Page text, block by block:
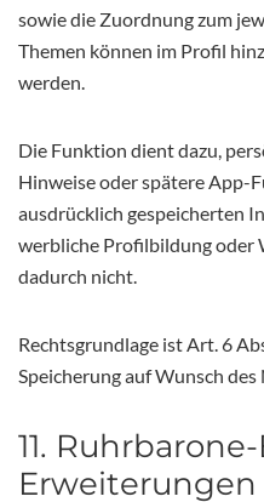
sowie die Zuordnung zum
Themen können im Profil
werden.
Die Funktion dient dazu,
Hinweise oder spätere App-
ausdrücklich gespeicherten
werbliche Profilbildung oder
dadurch nicht.
Rechtsgrundlage ist Art. 6
Speicherung auf Wunsch
11.
Erweiterungen